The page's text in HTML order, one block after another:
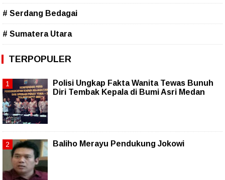
# Serdang Bedagai
# Sumatera Utara
TERPOPULER
Polisi Ungkap Fakta Wanita Tewas Bunuh
Diri Tembak Kepala di Bumi Asri Medan
Baliho Merayu Pendukung Jokowi